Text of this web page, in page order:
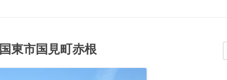
市国見町赤根